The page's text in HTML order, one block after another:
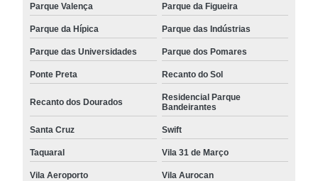
Parque Valença Parque da Figueira
Parque da Hípica Parque das Indústrias
Parque das Universidades Parque dos Pomares
Ponte Preta Recanto do Sol
Recanto dos Dourados
Residencial Parque
Bandeirantes
Santa Cruz Swift
Taquaral Vila 31 de Março
Vila Aeroporto Vila Aurocan